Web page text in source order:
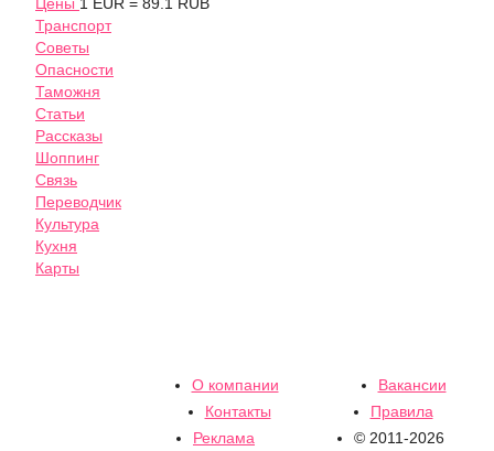
Цены 1 EUR = 89.1 RUB
Транспорт
Советы
Опасности
Таможня
Статьи
Рассказы
Шоппинг
Связь
Переводчик
Культура
Кухня
Карты
О компании
Вакансии
Контакты
Правила
Реклама
© 2011-2026